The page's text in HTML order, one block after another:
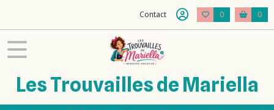
Contact 0 0
Les Trouvailles de Mariella